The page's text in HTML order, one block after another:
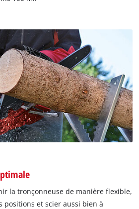
la tronçonneuse de manière flexible,
positions et scier aussi bien à